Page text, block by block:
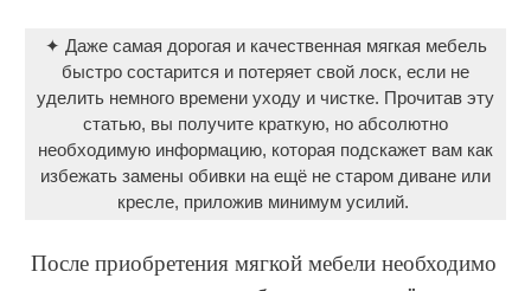
✦ Даже самая дорогая и качественная мягкая мебель
быстро состарится и потеряет свой лоск, если не
уделить немного времени уходу и чистке. Прочитав эту
статью, вы получите краткую, но абсолютно
необходимую информацию, которая подскажет вам как
избежать замены обивки на ещё не старом диване или
кресле, приложив минимум усилий.
После приобретения мягкой мебели необходимо